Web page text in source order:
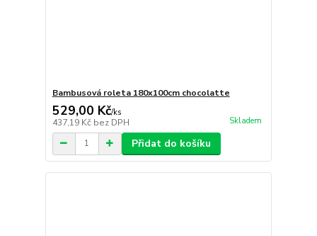
Bambusová roleta 180x100cm chocolatte
529,00 Kč/ks
437,19 Kč bez DPH Skladem
Přidat do košíku